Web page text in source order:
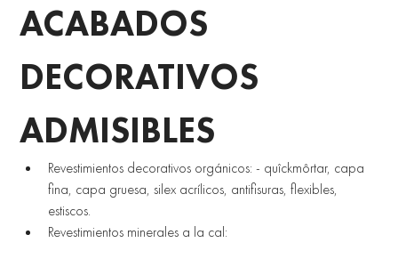
ACABADOS
DECORATIVOS
ADMISIBLES
Revestimientos decorativos orgánicos: - quîckmôrtar, capa
fina, capa gruesa, silex acrílicos, antifisuras, flexibles,
estiscos.
Revestimientos minerales a la cal: